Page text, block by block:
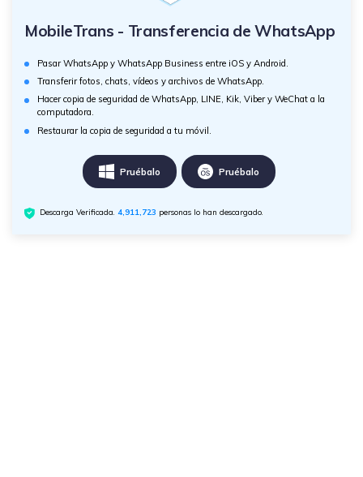
MobileTrans - Transferencia de WhatsApp
Pasar WhatsApp y WhatsApp Business entre iOS y Android.
Transferir fotos, chats, vídeos y archivos de WhatsApp.
Hacer copia de seguridad de WhatsApp, LINE, Kik, Viber y WeChat a la
computadora.
Restaurar la copia de seguridad a tu móvil.
Pruébalo Pruébalo
Descarga Verificada.4,911,723 personas lo han descargado.